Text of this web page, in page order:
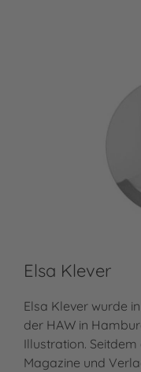
Elsa Klever
Elsa Klever wurde
der HAW in
Illustration.
Magazine und